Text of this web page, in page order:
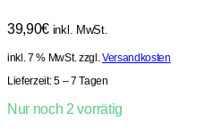
39,90€ inkl. MwSt.
inkl. 7 % MwSt. zzgl. Versandkosten
Lieferzeit:5 – 7 Tagen
Nur noch 2 vorrätig